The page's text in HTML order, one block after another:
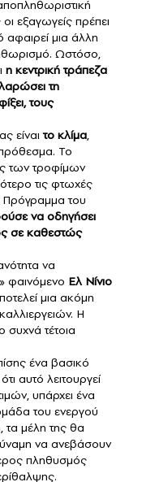
εξαγωγείς πρέπει
αφαιρεί μια άλλη
Ωστόσο,
η κεντρική τράπεζα
τη
τους
είναιτο κλίμα,
Το
των τροφίμων
τις φτωχές
Πρόγραμμα του
να οδηγήσει
σε καθεστώς
να
φαινόμενο Ελ Νίνιο
μια ακόμη
Η
συχνά τέτοια
ένα βασικό
αυτό λειτουργεί
υπάρχει ένα
του ενεργού
τα μέλη της θα
να ανεβάσουν
πληθυσμός